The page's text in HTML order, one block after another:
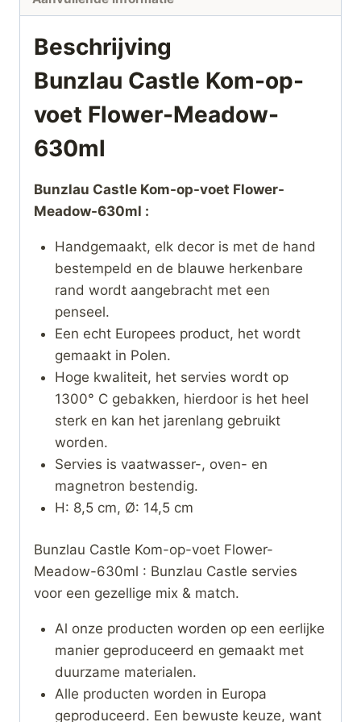
Beschrijving
Bunzlau Castle Kom-op-
voet Flower-Meadow-
630ml
Bunzlau Castle Kom-op-voet Flower-
Meadow-630ml :
Handgemaakt, elk decor is met de hand
bestempeld en de blauwe herkenbare
rand wordt aangebracht met een
penseel.
Een echt Europees product, het wordt
gemaakt in Polen.
Hoge kwaliteit, het servies wordt op
1300° C gebakken, hierdoor is het heel
sterk en kan het jarenlang gebruikt
worden.
Servies is vaatwasser-, oven- en
magnetron bestendig.
H: 8,5 cm, Ø: 14,5 cm
Bunzlau Castle Kom-op-voet Flower-
Meadow-630ml : Bunzlau Castle servies
voor een gezellige mix & match.
Al onze producten worden op een eerlijke
manier geproduceerd en gemaakt met
duurzame materialen.
Alle producten worden in Europa
geproduceerd. Een bewuste keuze, want